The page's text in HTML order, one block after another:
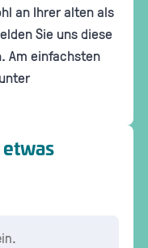
an Ihrer alten als
Sie uns diese
Am einfachsten
etwas